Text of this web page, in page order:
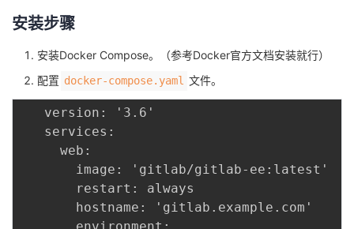
安装步骤
安装Docker Compose。（参考Docker官方文档安装就行）
配置 docker-compose.yaml 文件。
   version: '3.6'
   services:
     web:
       image: 'gitlab/gitlab-ee:latest'
       restart: always
       hostname: 'gitlab.example.com'
       environment: